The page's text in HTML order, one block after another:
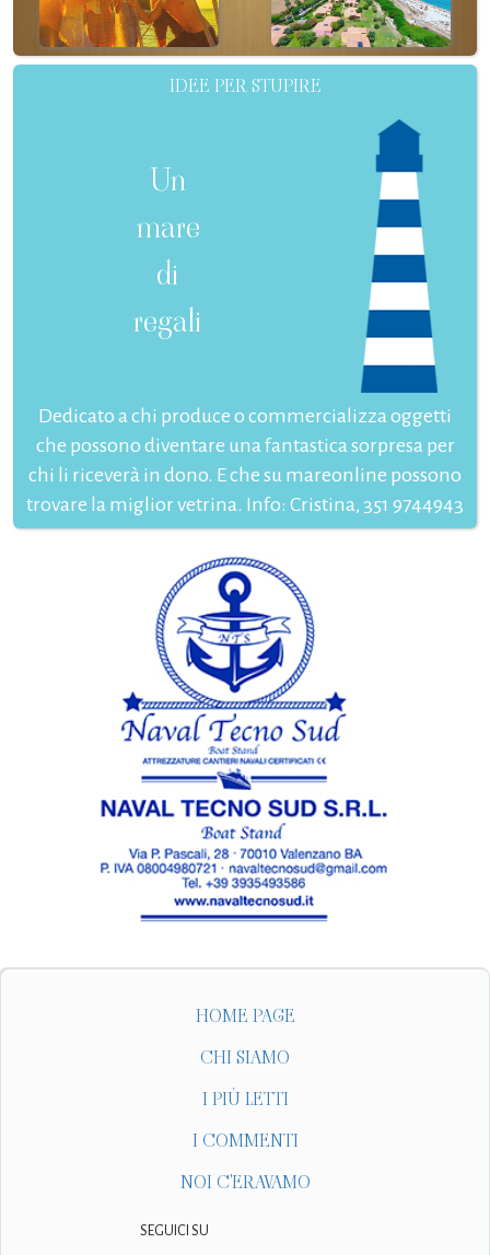
IDEE PER STUPIRE
Un
mare
di
regali
Dedicato a chi produce o commercializza oggetti
che possono diventare una fantastica sorpresa per
chi li riceverà in dono. E che su mareonline possono
trovare la miglior vetrina. Info: Cristina, 351 9744943
HOME PAGE
CHI SIAMO
I PIÙ LETTI
I COMMENTI
NOI C'ERAVAMO
SEGUICI SU